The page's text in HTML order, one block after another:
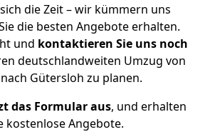
die Zeit – wir kümmern uns
die besten Angebote erhalten.
und kontaktieren Sie uns noch
deutschlandweiten Umzug von
Gütersloh zu planen.
das Formular aus, und erhalten
kostenlose Angebote.